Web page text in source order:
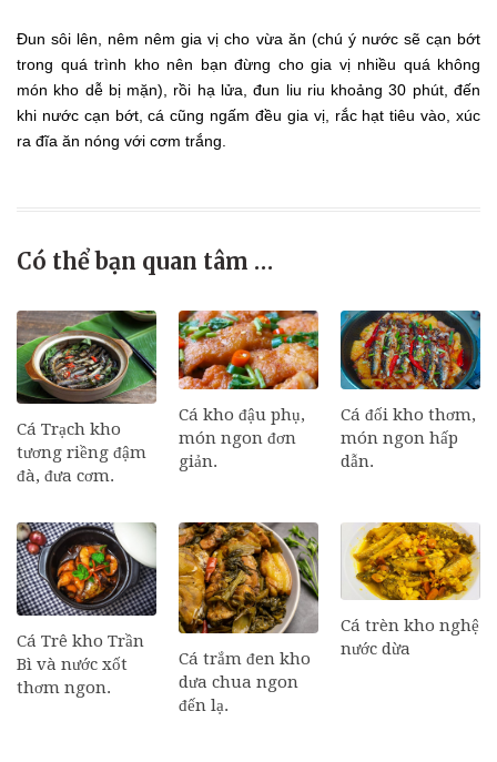
Đun sôi lên, nêm nêm gia vị cho vừa ăn (chú ý nước sẽ cạn bớt
trong quá trình kho nên bạn đừng cho gia vị nhiều quá không
món kho dễ bị mặn), rồi hạ lửa, đun liu riu khoảng 30 phút, đến
khi nước cạn bớt, cá cũng ngấm đều gia vị, rắc hạt tiêu vào, xúc
ra đĩa ăn nóng với cơm trắng.
Có thể bạn quan tâm …
Cá Trạch kho
tương riềng đậm
đà, đưa cơm.
Cá kho đậu phụ,
món ngon đơn
giản.
Cá đối kho thơm,
món ngon hấp
dẫn.
Cá Trê kho Trần
Bì và nước xốt
thơm ngon.
Cá trắm đen kho
dưa chua ngon
đến lạ.
Cá trèn kho nghệ
nước dừa